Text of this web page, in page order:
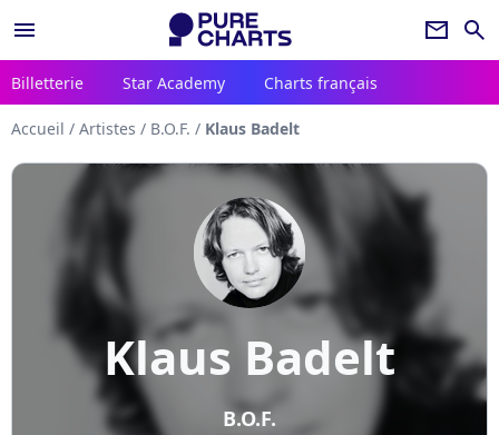
menu newsletter search
Billetterie Star Academy Charts français
Accueil / Artistes / B.O.F. / Klaus Badelt
Klaus Badelt
B.O.F.